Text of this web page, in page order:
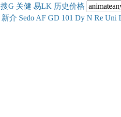
搜G 关健 易LK 历史价格
新介 Sedo AF GD 101 Dy N Re Uni